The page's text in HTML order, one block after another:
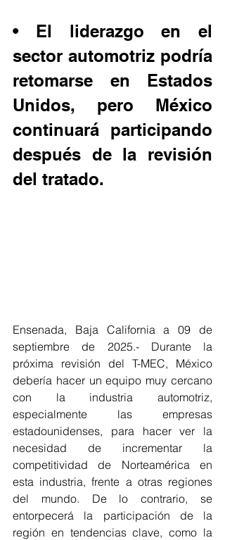
• El liderazgo en el
sector automotriz podría
retomarse en Estados
Unidos, pero México
continuará participando
después de la revisión
del tratado.
Ensenada, Baja California a 09 de
septiembre de 2025.- Durante la
próxima revisión del T-MEC, México
debería hacer un equipo muy cercano
con la industria automotriz,
especialmente las empresas
estadounidenses, para hacer ver la
necesidad de incrementar la
competitividad de Norteamérica en
esta industria, frente a otras regiones
del mundo. De lo contrario, se
entorpecerá la participación de la
región en tendencias clave, como la